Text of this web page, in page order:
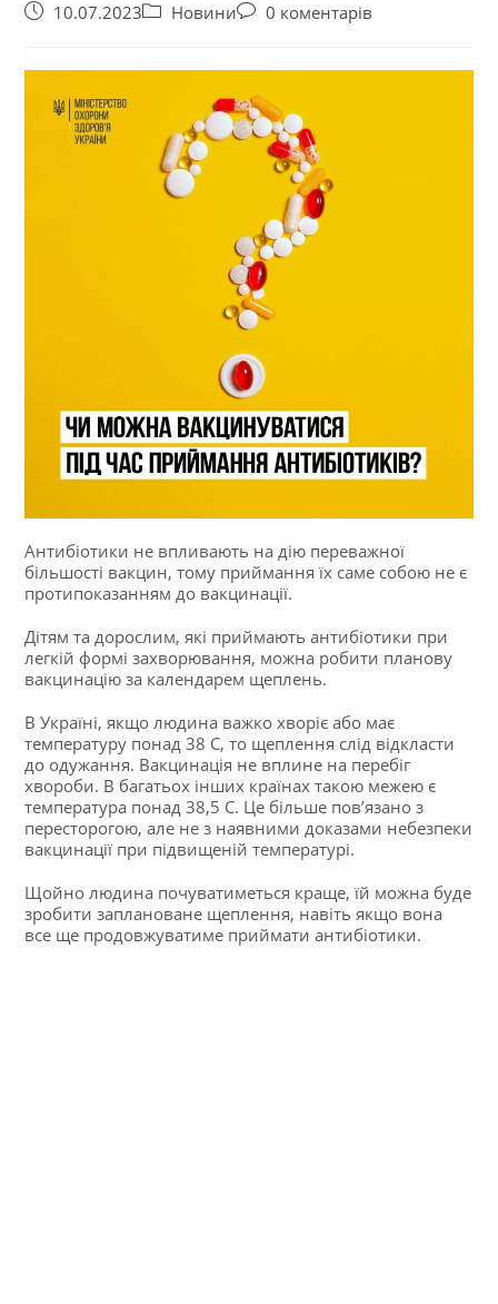
10.07.2023 Новини 0 коментарів
Антибіотики не впливають на дію переважної
більшості вакцин, тому приймання їх саме собою не є
протипоказанням до вакцинації.
Дітям та дорослим, які приймають антибіотики при
легкій формі захворювання, можна робити планову
вакцинацію за календарем щеплень.
ВУкраїні, якщо людина важко хворіє або має
температуру понад 38 С, то щеплення слід відкласти
до одужання. Вакцинація не вплине на перебіг
хвороби. В багатьох інших країнах такою межею є
температура понад 38,5 С. Це більше пов’язано з
пересторогою, але не з наявними доказами небезпеки
вакцинації при підвищеній температурі.
Щойно людина почуватиметься краще, їй можна буде
зробити заплановане щеплення, навіть якщо вона
все ще продовжуватиме приймати антибіотики.